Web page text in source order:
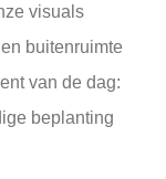
visuals
buitenruimte
van de dag:
beplanting